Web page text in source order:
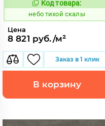
1122091
Код товара:
небо тихой скалы
Цена
8 821 руб./м²
Заказ в 1 клик
В корзину